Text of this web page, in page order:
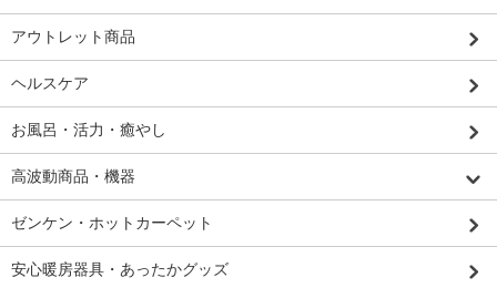
アウトレット商品
ヘルスケア
お風呂・活力・癒やし
高波動商品・機器
ゼンケン・ホットカーペット
安心暖房器具・あったかグッズ